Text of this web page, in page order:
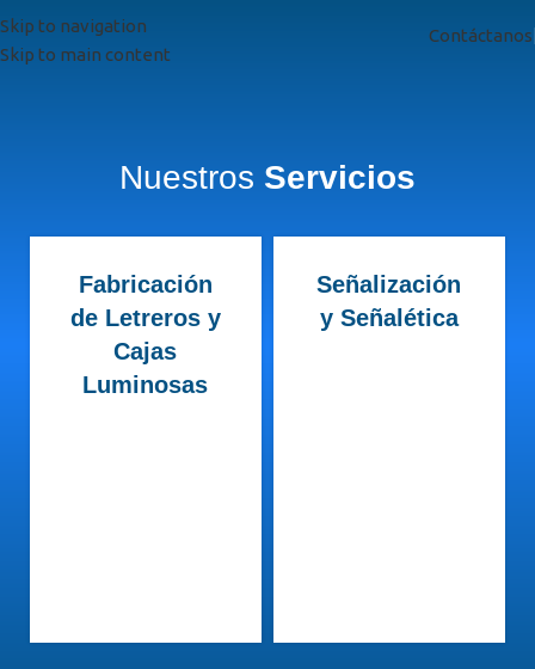
Skip to navigation
Skip to main content
Contáctanos
Nuestros Servicios
Fabricación
de Letreros y
Cajas
Luminosas
Señalización
y Señalética